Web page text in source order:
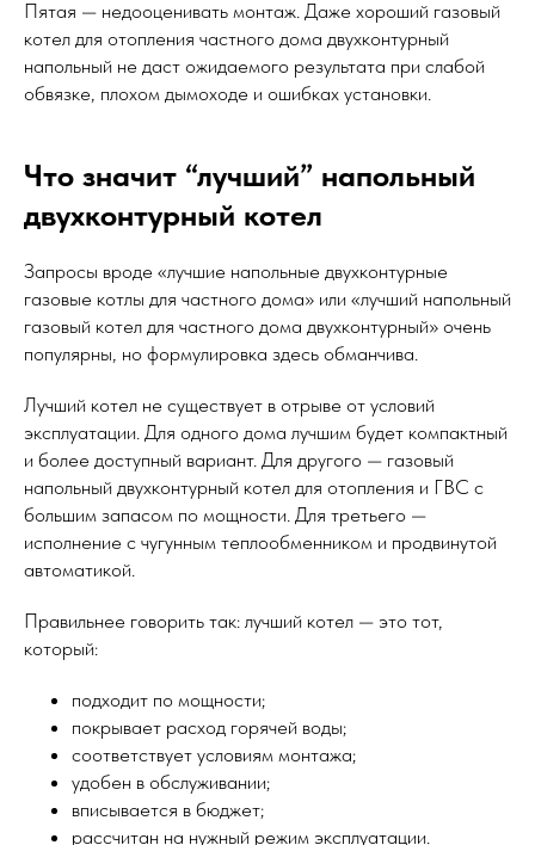
Пятая — недооценивать монтаж. Даже хороший газовый
котел для отопления частного дома двухконтурный
напольный не даст ожидаемого результата при слабой
обвязке, плохом дымоходе и ошибках установки.
Что значит “лучший” напольный
двухконтурный котел
Запросы вроде «лучшие напольные двухконтурные
газовые котлы для частного дома» или «лучший напольный
газовый котел для частного дома двухконтурный» очень
популярны, но формулировка здесь обманчива.
Лучший котел не существует в отрыве от условий
эксплуатации. Для одного дома лучшим будет компактный
и более доступный вариант. Для другого — газовый
напольный двухконтурный котел для отопления и ГВС с
большим запасом по мощности. Для третьего —
исполнение с чугунным теплообменником и продвинутой
автоматикой.
Правильнее говорить так: лучший котел — это тот,
который:
подходит по мощности;
покрывает расход горячей воды;
соответствует условиям монтажа;
удобен в обслуживании;
вписывается в бюджет;
рассчитан на нужный режим эксплуатации.